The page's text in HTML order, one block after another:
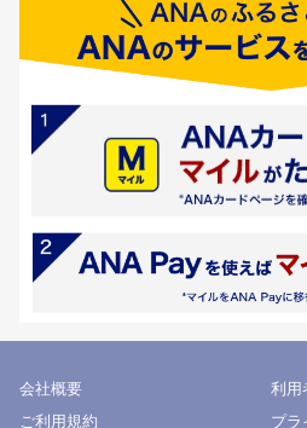
会社概要
利用
ご利用規約
プラ